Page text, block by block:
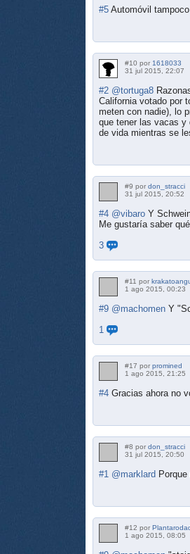
#5 Automóvil
#10 por 1618033
31 jul 2015, 22:07
#2 @tortuga8
California votado por
meten con nadie), lo
que tener las vacas y
de vida mientras se
#9 por don_stracci
31 jul 2015, 20:52
#4 @vibaro Y
Me gustaría saber
3
#11 por
1 ago 2015, 00:23
#9 @machomen Y
1
#17 por promined
1 ago 2015, 21:25
#4 Gracias ahora no
#8 por don_stracci
31 jul 2015, 20:50
#1 @marklard
#12 por
1 ago 2015, 08:05